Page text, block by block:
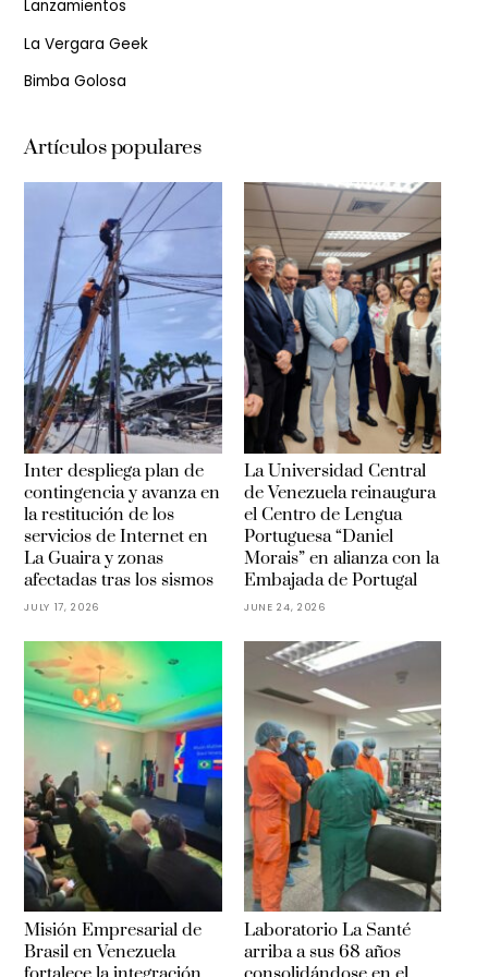
Lanzamientos
La Vergara Geek
Bimba Golosa
Artículos populares
Inter despliega plan de
contingencia y avanza en
la restitución de los
servicios de Internet en
La Guaira y zonas
afectadas tras los sismos
JULY 17, 2026
La Universidad Central
de Venezuela reinaugura
el Centro de Lengua
Portuguesa “Daniel
Morais” en alianza con la
Embajada de Portugal
JUNE 24, 2026
Misión Empresarial de
Brasil en Venezuela
Laboratorio La Santé
arriba a sus 68 años